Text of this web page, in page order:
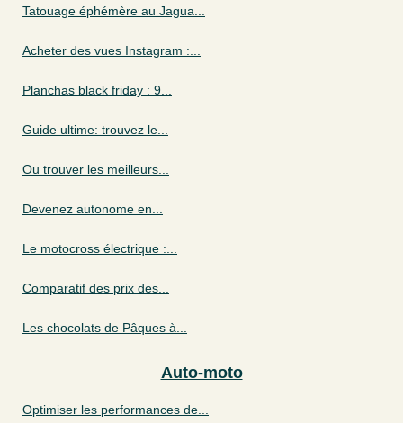
Tatouage éphémère au Jagua...
Acheter des vues Instagram :...
Planchas black friday : 9...
Guide ultime: trouvez le...
Ou trouver les meilleurs...
Devenez autonome en...
Le motocross électrique :...
Comparatif des prix des...
Les chocolats de Pâques à...
Auto-moto
Optimiser les performances de...